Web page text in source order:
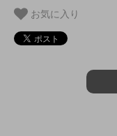
お気に入り